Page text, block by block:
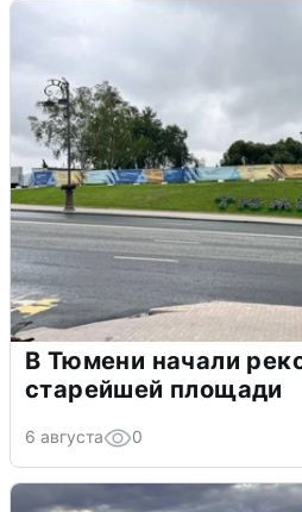
В Тюмени начали
старейшей площади
6 августа 0